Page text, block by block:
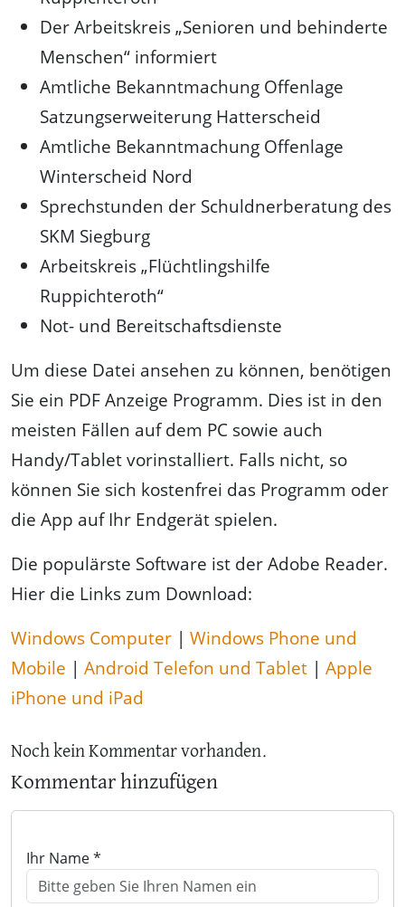
Der Arbeitskreis „Senioren und behinderte
Menschen“ informiert
Amtliche Bekanntmachung Offenlage
Satzungserweiterung Hatterscheid
Amtliche Bekanntmachung Offenlage
Winterscheid Nord
Sprechstunden der Schuldnerberatung des
SKM Siegburg
Arbeitskreis „Flüchtlingshilfe
Ruppichteroth“
Not- und Bereitschaftsdienste
Um diese Datei ansehen zu können, benötigen
Sie ein PDF Anzeige Programm. Dies ist in den
meisten Fällen auf dem PC sowie auch
Handy/Tablet vorinstalliert. Falls nicht, so
können Sie sich kostenfrei das Programm oder
die App auf Ihr Endgerät spielen.
Die populärste Software ist der Adobe Reader.
Hier die Links zum Download:
Windows Computer | Windows Phone und
Mobile | Android Telefon und Tablet | Apple
iPhone und iPad
Noch kein Kommentar vorhanden.
Kommentar hinzufügen
Ihr Name *